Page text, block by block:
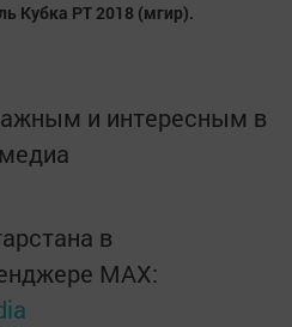
Кубка РТ 2018 (мгир).
и интересным в
в
MАХ: